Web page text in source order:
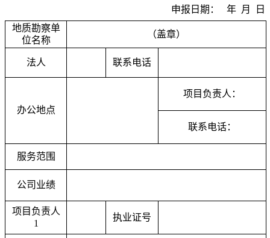
申报日期： 年 月 日
地质勘察单
位名称
（盖章）
法人 联系电话
办公地点
项目负责人：
联系电话：
服务范围
公司业绩
项目负责人
1
执业证号